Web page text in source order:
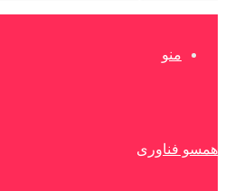
منو
همسو فناوری